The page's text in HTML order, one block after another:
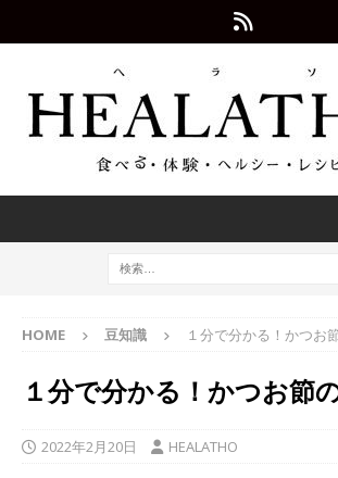
HOME 豆知識 １分で分かる！かつお
１分で分かる！かつお節
2022年2月20日 HEALATHO